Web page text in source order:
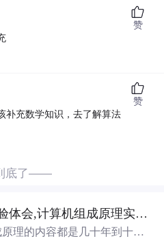
赞
补充数学知识，去了解算法
赞
底了——
计算机组成与原理实验体会,计算机组成原理实验实验心得体会
理的内容都是几十年到十五